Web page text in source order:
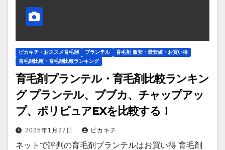
ピカキチ・おススメ育毛剤 プランテル
育毛剤 激安・最安値・お買い得
育毛剤比較・育毛剤比較ランキング
育毛剤プランテル・育毛剤比較ランキン
グ プランテル、ブブカ、チャップアッ
プ、ポリピュアEXを比較する！
2025年1月27日 ピカキチ
ネットで評判の育毛剤プランテルはお買い得 育毛剤